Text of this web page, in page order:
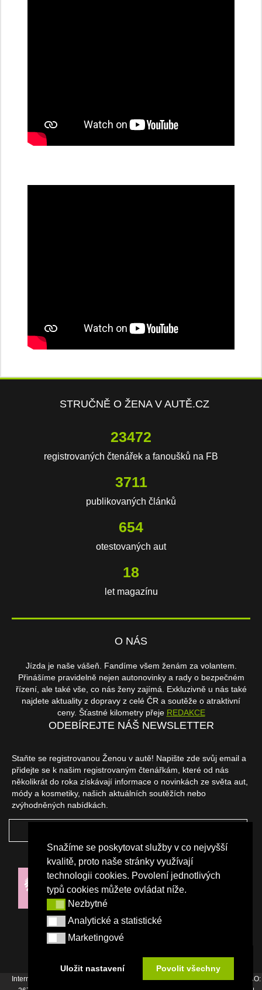
Snažíme se poskytovat služby v co nejvyšší
kvalitě, proto naše stránky využívají
technologii cookies. Povolení jednotlivých
typů cookies můžete ovládat níže.
NezbytnéNezbytné
Analytické a statistické
Analytické a statistické
Marketingové
Marketingové
Uložit nastavení Povolit všechny
STRUČNĚ O ŽENA V AUTĚ.CZ
23472
registrovaných čtenářek a fanoušků na FB
3711
publikovaných článků
654
otestovaných aut
18
let magazínu
O NÁS
Jízda je naše vášeň. Fandíme všem ženám za volantem.
Přinášíme pravidelně nejen autonovinky a rady o bezpečném
řízení, ale také vše, co nás ženy zajímá. Exkluzivně u nás také
najdete aktuality z dopravy z celé ČR a soutěže o atraktivní
ceny. Šťastné kilometry přeje REDAKCE
ODEBÍREJTE NÁŠ NEWSLETTER
Staňte se registrovanou Ženou v autě! Napište zde svůj email a
přidejte se k našim registrovaným čtenářkám, které od nás
několikrát do roka získávají informace o novinkách ze světa aut,
módy a kosmetiky, našich aktuálních soutěžích nebo
zvýhodněných nabídkách.
NAŠI PARTNEŘI
Internetový magazín Žena v autě vydává vydavatelství Srdce Evropy s.r.o., IČO: